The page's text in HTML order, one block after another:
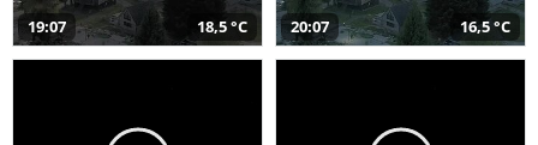
19:07 18,5 °C 20:07 16,5 °C